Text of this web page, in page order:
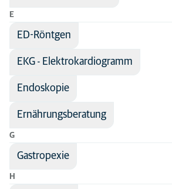
E
ED-Röntgen
EKG - Elektrokardiogramm
Endoskopie
Ernährungsberatung
G
Gastropexie
H